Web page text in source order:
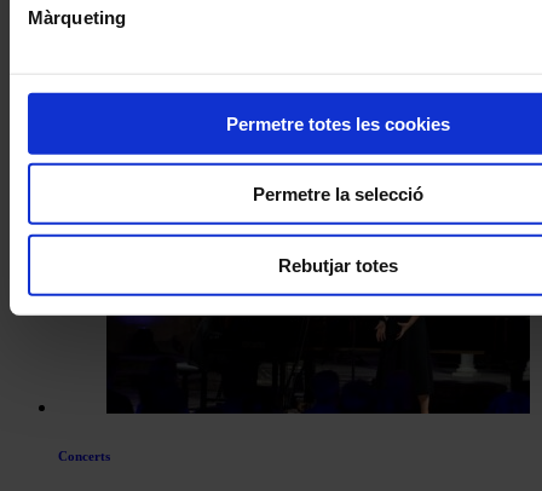
Màrqueting
Permetre totes les cookies
Permetre la selecció
Rebutjar totes
D’un Brahms fosc a un Dvořák clar
Concerts